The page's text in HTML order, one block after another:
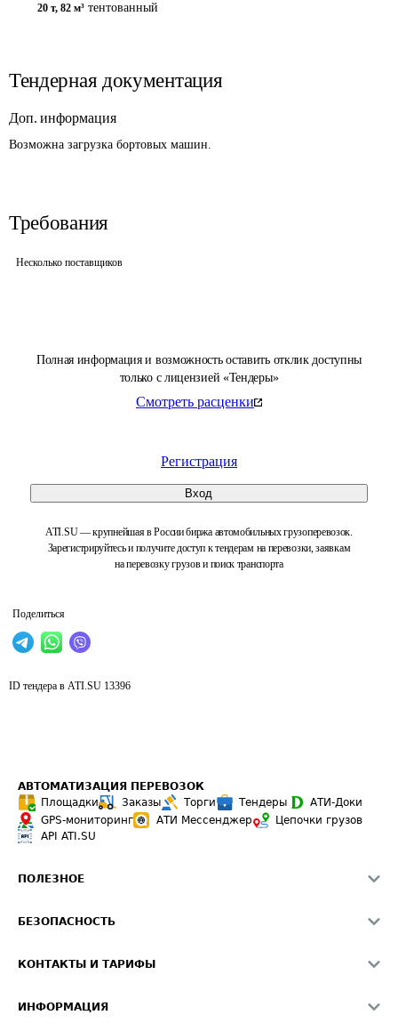
Полная информация и возможность оставить отклик доступны
только с лицензией «Тендеры»
Смотреть расценки
Регистрация
Вход
ATI.SU — крупнейшая в России биржа автомобильных грузоперевозок.
Зарегистрируйтесь и получите доступ к тендерам на перевозки, заявкам
на перевозку грузов и поиск транспорта
Поделиться
20 т, 82 м³ тентованный
Тендерная документация
Доп. информация
Возможна загрузка бортовых машин.
Требования
Несколько поставщиков
ID тендера в ATI.SU 13396
АВТОМАТИЗАЦИЯ ПЕРЕВОЗОК
Площадки
Заказы Торги Тендеры
АТИ-Доки
GPS-мониторинг
АТИ Мессенджер
Цепочки грузов
API ATI.SU
ПОЛЕЗНОЕ
Звезды ATI.SU на вашем сайте
Средние ставки
БЕЗОПАСНОСТЬ
Светофор+
КОНТАКТЫ И ТАРИФЫ
ИНФОРМАЦИЯ